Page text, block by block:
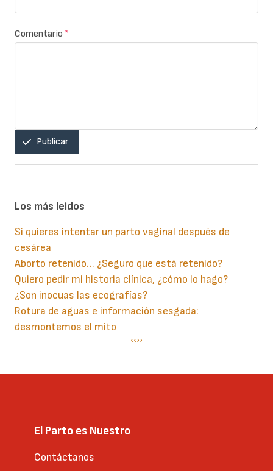
Comentario *
Publicar
Los más leidos
Si quieres intentar un parto vaginal después de
cesárea
Aborto retenido… ¿Seguro que está retenido?
Quiero pedir mi historia clínica, ¿cómo lo hago?
¿Son inocuas las ecografías?
Rotura de aguas e información sesgada:
desmontemos el mito
Página
‹‹Siguiente
››
El Parto es Nuestro
Contáctanos